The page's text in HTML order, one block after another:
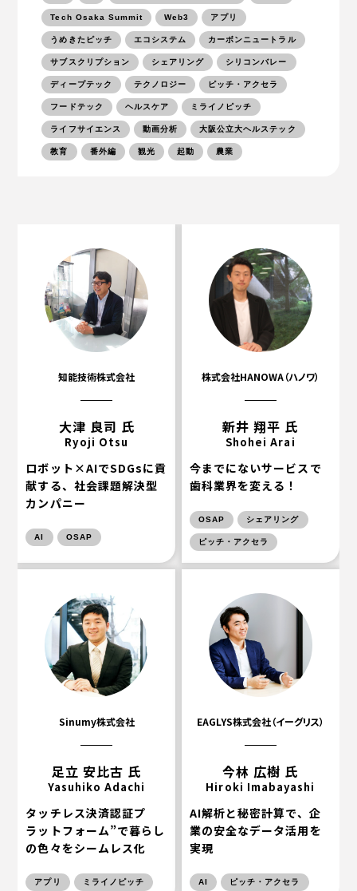
Tech Osaka Summit Web3 アプリ
うめきたピッチ エコシステム カーボンニュートラル
サブスクリプション シェアリング シリコンバレー
ディープテック テクノロジー ピッチ・アクセラ
フードテック ヘルスケア ミライノピッチ
ライフサイエンス 動画分析 大阪公立大ヘルステック
教育 番外編 観光 起動 農業
知能技術株式会社
大津 良司 氏
Ryoji Otsu
ロボット×AIでSDGsに貢
献する、社会課題解決型
カンパニー
AI OSAP
株式会社HANOWA（ハノワ）
新井 翔平 氏
Shohei Arai
今までにないサービスで
歯科業界を変える！
OSAP シェアリング
ピッチ・アクセラ
Sinumy株式会社
足立 安比古 氏
Yasuhiko Adachi
タッチレス決済認証プ
ラットフォーム”で暮らし
の色々をシームレス化
アプリ ミライノピッチ
EAGLYS株式会社（イーグリス）
今林 広樹 氏
Hiroki Imabayashi
AI解析と秘密計算で、企
業の安全なデータ活用を
実現
AI ピッチ・アクセラ